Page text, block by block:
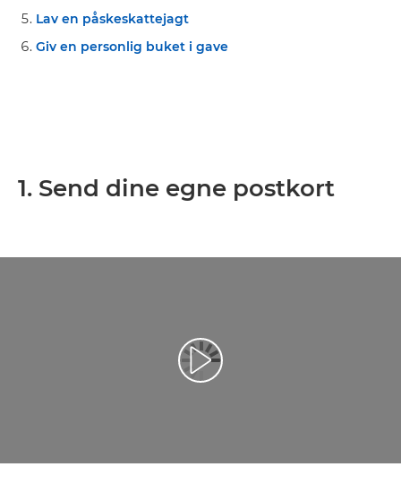
Lav en påskeskattejagt
Giv en personlig buket i gave
1. Send dine egne postkort
Afspil video